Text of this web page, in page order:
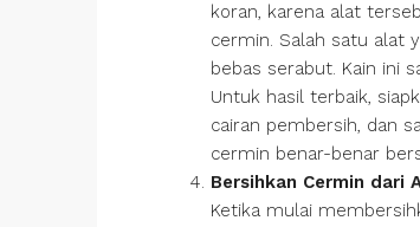
koran, karena alat
cermin. Salah satu alat
bebas serabut. Kain ini
Untuk hasil terbaik,
cairan pembersih, dan
cermin benar-benar
Bersihkan Cermin dari
Ketika mulai